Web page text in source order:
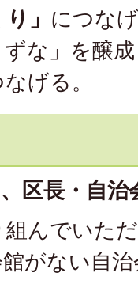
」 につな
な」を醸
げる。
、区長・自
んでいた
がない自